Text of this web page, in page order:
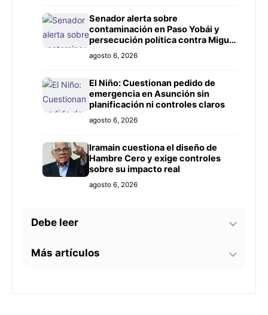
Senador alerta sobre
contaminación en Paso Yobái y
persecución política contra Miguel
Prieto
agosto 6, 2026
El Niño: Cuestionan pedido de
emergencia en Asunción sin
planificación ni controles claros
agosto 6, 2026
Iramain cuestiona el diseño de
Hambre Cero y exige controles
sobre su impacto real
agosto 6, 2026
Debe leer
Bomberos advierten sobre zonas
Más artículos